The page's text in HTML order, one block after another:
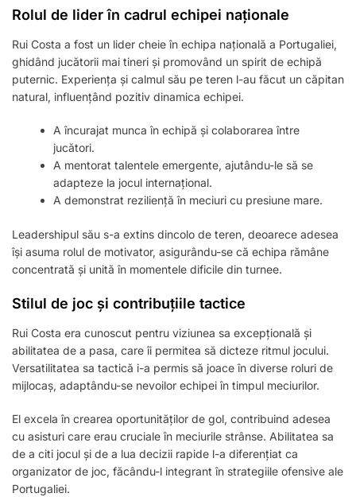
Rolul de lider în cadrul echipei naționale
Rui Costa a fost un lider cheie în echipa națională a Portugaliei,
ghidând jucătorii mai tineri și promovând un spirit de echipă
puternic. Experiența și calmul său pe teren l-au făcut un căpitan
natural, influențând pozitiv dinamica echipei.
A încurajat munca în echipă și colaborarea între
jucători.
A mentorat talentele emergente, ajutându-le să se
adapteze la jocul internațional.
A demonstrat reziliență în meciuri cu presiune mare.
Leadershipul său s-a extins dincolo de teren, deoarece adesea
își asuma rolul de motivator, asigurându-se că echipa rămâne
concentrată și unită în momentele dificile din turnee.
Stilul de joc și contribuțiile tactice
Rui Costa era cunoscut pentru viziunea sa excepțională și
abilitatea de a pasa, care îi permitea să dicteze ritmul jocului.
Versatilitatea sa tactică i-a permis să joace în diverse roluri de
mijlocaș, adaptându-se nevoilor echipei în timpul meciurilor.
El excela în crearea oportunităților de gol, contribuind adesea
cu asisturi care erau cruciale în meciurile strânse. Abilitatea sa
de a citi jocul și de a lua decizii rapide l-a diferențiat ca
organizator de joc, făcându-l integrant în strategiile ofensive ale
Portugaliei.